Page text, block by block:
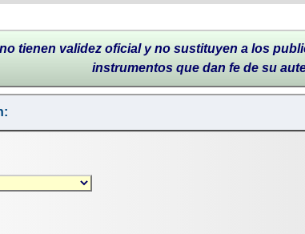
tienen validez oficial y no sustituyen a los
instrumentos que dan fe de su